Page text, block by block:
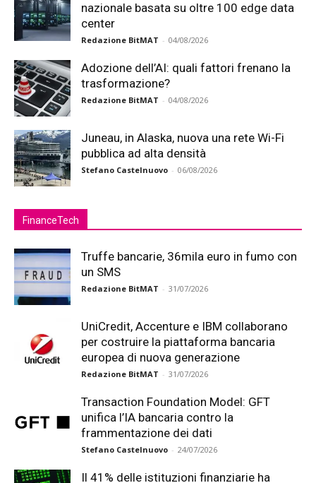
nazionale basata su oltre 100 edge data
center
Redazione BitMAT - 04/08/2026
Adozione dell’AI: quali fattori frenano la
trasformazione?
Redazione BitMAT - 04/08/2026
Juneau, in Alaska, nuova una rete Wi-Fi
pubblica ad alta densità
Stefano Castelnuovo - 06/08/2026
FinanceTech
Truffe bancarie, 36mila euro in fumo con
un SMS
Redazione BitMAT - 31/07/2026
UniCredit, Accenture e IBM collaborano
per costruire la piattaforma bancaria
europea di nuova generazione
Redazione BitMAT - 31/07/2026
Transaction Foundation Model: GFT
unifica l’IA bancaria contro la
frammentazione dei dati
Stefano Castelnuovo - 24/07/2026
Il 41% delle istituzioni finanziarie ha